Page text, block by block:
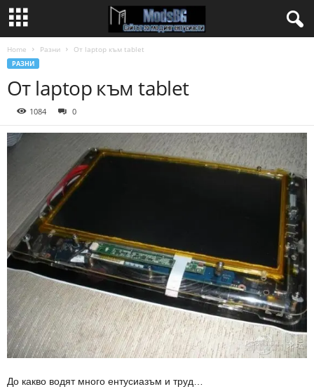
Home Разни От laptop към tablet
РАЗНИ
От laptop към tablet
1084 0
До какво водят много ентусиазъм и труд…